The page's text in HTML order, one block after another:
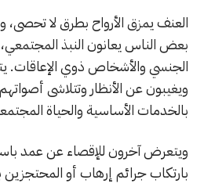
العنف يمزق الأرواح بطرق لا تحصى،
بعض الناس يعانون النبذ
الجنسي والأشخاص ذوي الإعاقات.
ويغيبون عن الأنظار وتتلاشى
بالخدمات الأساسية والحياة
ويتعرض آخرون للإقصاء عن عمد
بارتكاب جرائم إرهاب أو